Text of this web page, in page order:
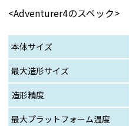
<Adventurer4のスペック>
本体サイズ
最大造形サイズ
造形精度
最大プラットフォーム温度